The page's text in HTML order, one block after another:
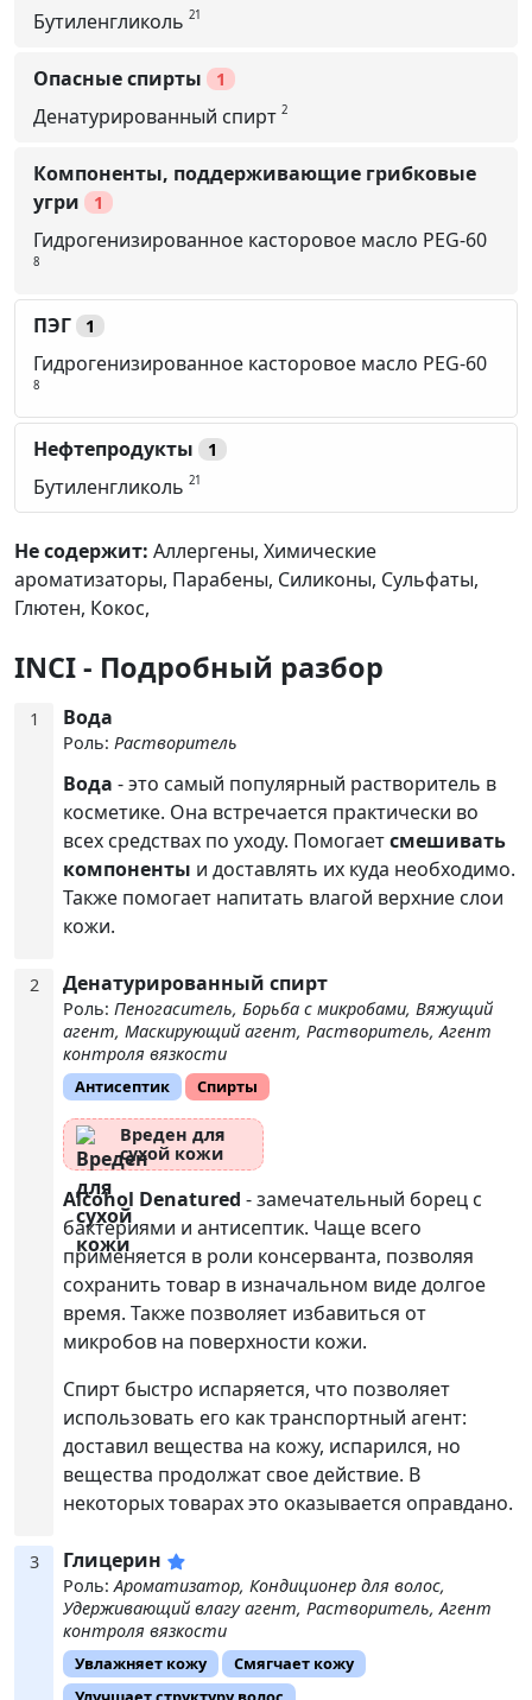
Бутиленгликоль 21
Опасные спирты 1
Денатурированный спирт 2
Компоненты, поддерживающие грибковые
угри
1
Гидрогенизированное касторовое масло PEG-60
8
ПЭГ 1
Гидрогенизированное касторовое масло PEG-60
8
Нефтепродукты 1
Бутиленгликоль 21
Не содержит: Аллергены, Химические
ароматизаторы, Парабены, Силиконы, Сульфаты,
Глютен, Кокос,
INCI - Подробный разбор
1 Вода
Роль: Растворитель
Вода - это самый популярный растворитель в
косметике. Она встречается практически во
всех средствах по уходу. Помогаетсмешивать
компоненты и доставлять их куда необходимо.
Также помогает напитать влагой верхние слои
кожи.
2 Денатурированный спирт
Роль: Пеногаситель, Борьба с микробами, Вяжущий
агент, Маскирующий агент, Растворитель, Агент
контроля вязкости
Антисептик Спирты
Вреден для
сухой кожи
Alcohol Denatured - замечательный борец с
бактериями и антисептик. Чаще всего
применяется в роли консерванта, позволяя
сохранить товар в изначальном виде долгое
время. Также позволяет избавиться от
микробов на поверхности кожи.
Спирт быстро испаряется, что позволяет
использовать его как транспортный агент:
доставил вещества на кожу, испарился, но
вещества продолжат свое действие. В
некоторых товарах это оказывается оправдано.
3 Глицерин
Роль: Ароматизатор, Кондиционер для волос,
Удерживающий влагу агент, Растворитель, Агент
контроля вязкости
Увлажняет кожу
Смягчает кожу